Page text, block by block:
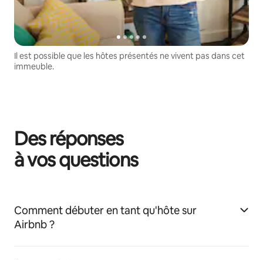
Il est possible que les hôtes présentés ne vivent pas dans cet
immeuble.
Des réponses
à vos questions
Comment débuter en tant qu'hôte sur
Airbnb ?